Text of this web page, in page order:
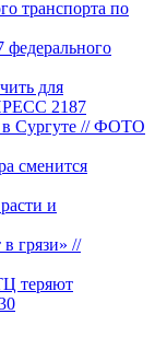
транспорта по
для
2187
в Сургуте // ФОТО
сменится
и
грязи» //
теряют